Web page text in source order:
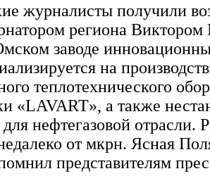
журналисты получили
региона
заводе
на
теплотехнического
«LAVART», а также
нефтегазовой отрасли.
от мкрн. Ясная
представителям